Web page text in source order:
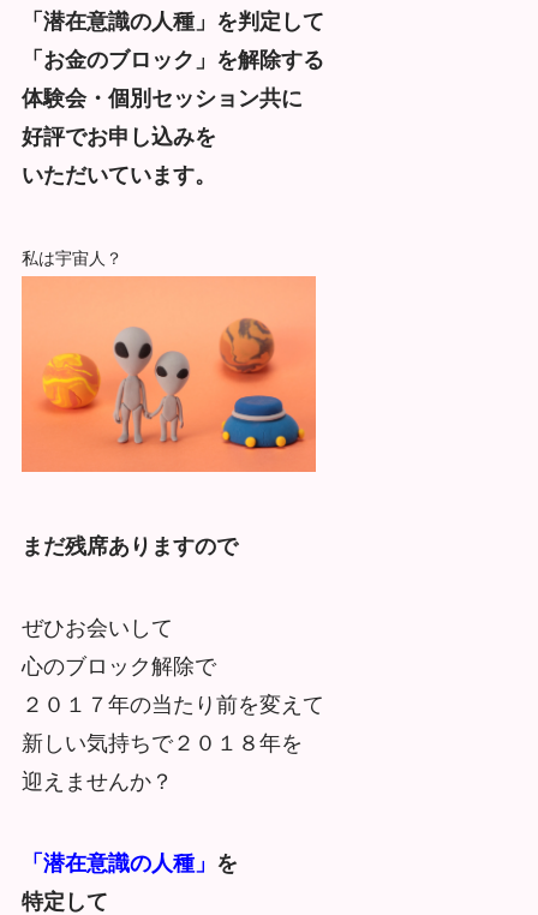
「潜在意識の人種」を判定して
「お金のブロック」を解除する
体験会・個別セッション共に
好評でお申し込みを
いただいています。
私は宇宙人？
まだ残席ありますので
ぜひお会いして
心のブロック解除で
２０１７年の当たり前を変えて
新しい気持ちで２０１８年を
迎えませんか？
「潜在意識の人種」 を
特定して